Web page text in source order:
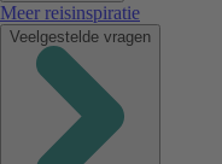
Meer reisinspiratie
Veelgestelde vragen